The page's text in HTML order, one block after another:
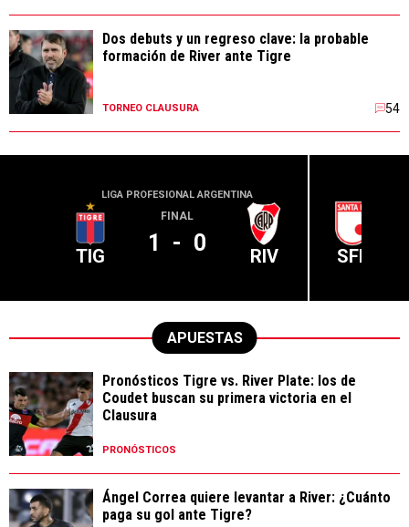
Dos debuts y un regreso clave: la probable
formación de River ante Tigre
TORNEO CLAUSURA 54
LIGA PROFESIONAL ARGENTINA
TIG
FINAL
1 - 0 RIV SFE
APUESTAS
Pronósticos Tigre vs. River Plate: los de
Coudet buscan su primera victoria en el
Clausura
PRONÓSTICOS
Ángel Correa quiere levantar a River: ¿Cuánto
paga su gol ante Tigre?